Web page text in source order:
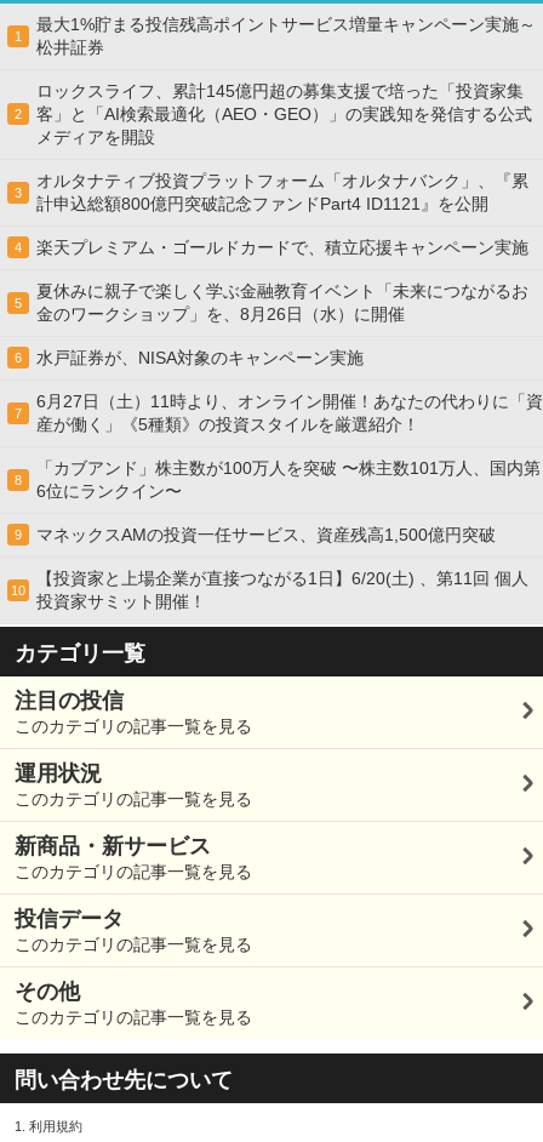
1
最大1%貯まる投信残高ポイントサービス増量キャンペーン実施～
松井証券
2
ロックスライフ、累計145億円超の募集支援で培った「投資家集
客」と「AI検索最適化（AEO・GEO）」の実践知を発信する公式
メディアを開設
3
オルタナティブ投資プラットフォーム「オルタナバンク」、『累
計申込総額800億円突破記念ファンドPart4 ID1121』を公開
4 楽天プレミアム・ゴールドカードで、積立応援キャンペーン実施
5
夏休みに親子で楽しく学ぶ金融教育イベント「未来につながるお
金のワークショップ」を、8月26日（水）に開催
6 水戸証券が、NISA対象のキャンペーン実施
7
6月27日（土）11時より、オンライン開催！あなたの代わりに「資
産が働く」《5種類》の投資スタイルを厳選紹介！
8
「カブアンド」株主数が100万人を突破 〜株主数101万人、国内第
6位にランクイン〜
9 マネックスAMの投資一任サービス、資産残高1,500億円突破
10
【投資家と上場企業が直接つながる1日】6/20(土) 、第11回 個人
投資家サミット開催！
カテゴリ一覧
注目の投信
このカテゴリの記事一覧を見る
運用状況
このカテゴリの記事一覧を見る
新商品・新サービス
このカテゴリの記事一覧を見る
投信データ
このカテゴリの記事一覧を見る
その他
このカテゴリの記事一覧を見る
問い合わせ先について
1. 利用規約